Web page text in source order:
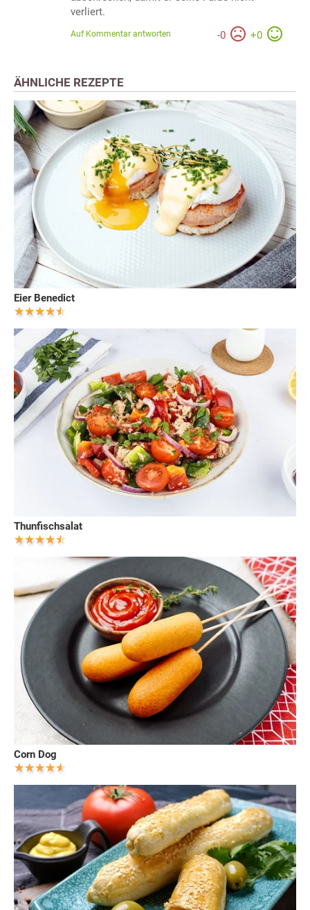
verliert.
-0 +0
Auf Kommentar antworten
ÄHNLICHE REZEPTE
Eier Benedict
Thunfischsalat
Corn Dog